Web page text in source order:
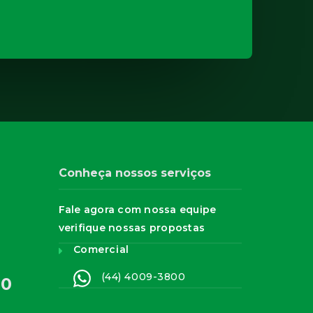
Conheça nossos serviços
Fale agora com nossa equipe
verifique nossas propostas
Comercial
(44) 4009-3800